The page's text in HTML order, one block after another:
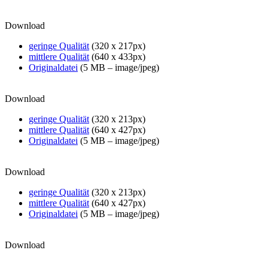
Download
geringe Qualität (320 x 217px)
mittlere Qualität (640 x 433px)
Originaldatei (5 MB – image/jpeg)
Download
geringe Qualität (320 x 213px)
mittlere Qualität (640 x 427px)
Originaldatei (5 MB – image/jpeg)
Download
geringe Qualität (320 x 213px)
mittlere Qualität (640 x 427px)
Originaldatei (5 MB – image/jpeg)
Download